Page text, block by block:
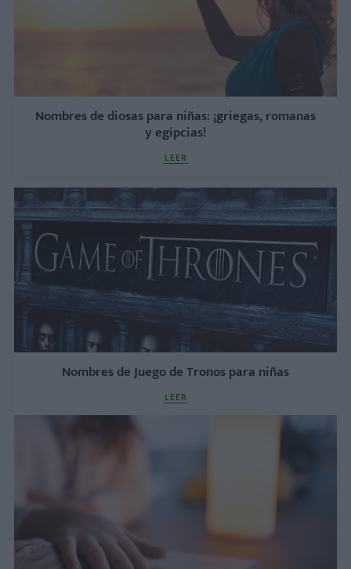
Nombres de diosas para niñas: ¡griegas, romanas
y egipcias!
LEER
Nombres de Juego de Tronos para niñas
LEER